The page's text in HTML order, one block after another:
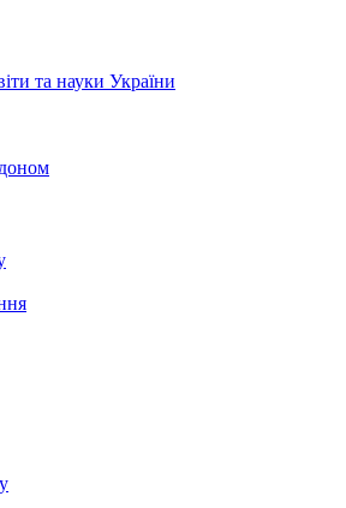
та науки України